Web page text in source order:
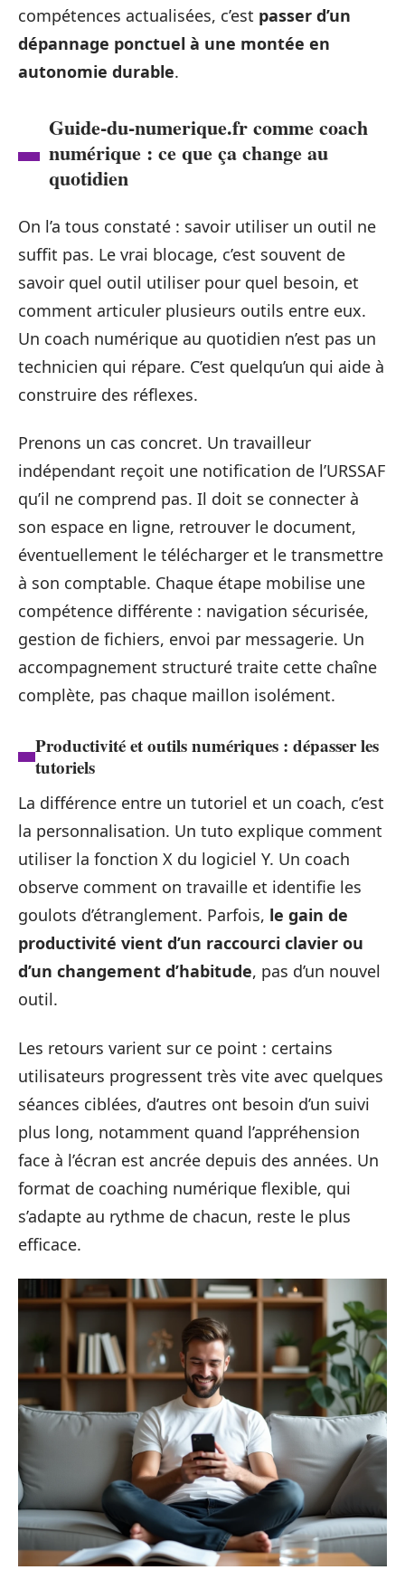
compétences actualisées, c’est passer d’un
dépannage ponctuel à une montée en
autonomie durable.
Guide-du-numerique.fr comme coach
numérique : ce que ça change au
quotidien
On l’a tous constaté : savoir utiliser un outil ne
suffit pas. Le vrai blocage, c’est souvent de
savoir quel outil utiliser pour quel besoin, et
comment articuler plusieurs outils entre eux.
Un coach numérique au quotidien n’est pas un
technicien qui répare. C’est quelqu’un qui aide à
construire des réflexes.
Prenons un cas concret. Un travailleur
indépendant reçoit une notification de l’URSSAF
qu’il ne comprend pas. Il doit se connecter à
son espace en ligne, retrouver le document,
éventuellement le télécharger et le transmettre
à son comptable. Chaque étape mobilise une
compétence différente : navigation sécurisée,
gestion de fichiers, envoi par messagerie. Un
accompagnement structuré traite cette chaîne
complète, pas chaque maillon isolément.
Productivité et outils numériques : dépasser les
tutoriels
La différence entre un tutoriel et un coach, c’est
la personnalisation. Un tuto explique comment
utiliser la fonction X du logiciel Y. Un coach
observe comment on travaille et identifie les
goulots d’étranglement. Parfois, le gain de
productivité vient d’un raccourci clavier ou
d’un changement d’habitude, pas d’un nouvel
outil.
Les retours varient sur ce point : certains
utilisateurs progressent très vite avec quelques
séances ciblées, d’autres ont besoin d’un suivi
plus long, notamment quand l’appréhension
face à l’écran est ancrée depuis des années. Un
format de coaching numérique flexible, qui
s’adapte au rythme de chacun, reste le plus
efficace.